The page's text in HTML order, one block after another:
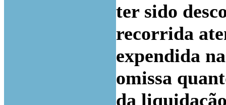
ter sido
recorrida
expendida
omissa
da